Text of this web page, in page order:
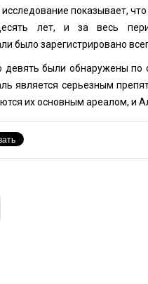
исследование показывает,
лет, и за весь
было зарегистрировано
девять были обнаружены по
является серьезным
их основным ареалом, и